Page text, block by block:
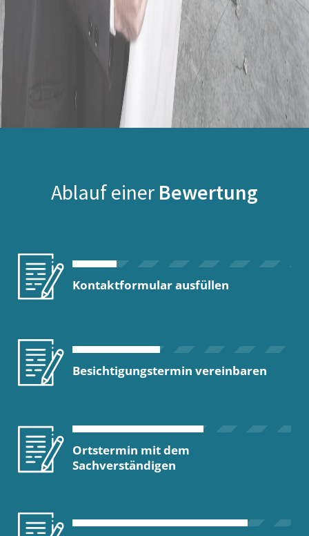
Ablauf einer Bewertung
Kontaktformular ausfüllen
Besichtigungstermin vereinbaren
Ortstermin mit dem
Sachverständigen